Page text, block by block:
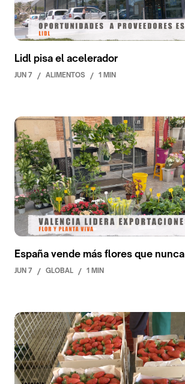
Lidl pisa el acelerador
JUN 7 / ALIMENTOS / 1 MIN
España vende más flores que nunca
JUN 7 / GLOBAL / 1 MIN